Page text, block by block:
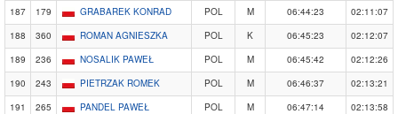
187
179 GRABAREK KONRAD POL M 06:44:23
02:11:07
188
360 ROMAN AGNIESZKA POL K 06:45:23
02:12:07
189
236 NOSALIK PAWEŁ POL M 06:45:42
02:12:26
190
243 PIETRZAK ROMEK POL M 06:46:37
02:13:21
191
265 PANDEL PAWEŁ POL M 06:47:14
02:13:58